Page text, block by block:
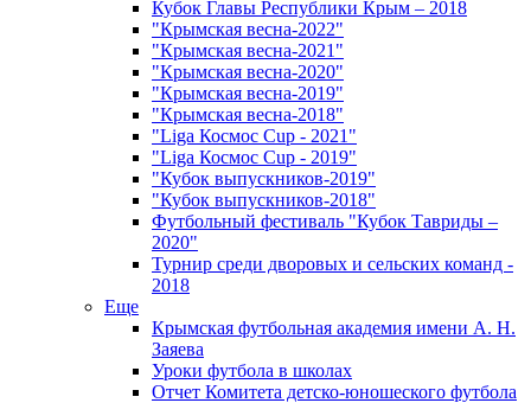
Кубок Главы Республики Крым – 2018
"Крымская весна-2022"
"Крымская весна-2021"
"Крымская весна-2020"
"Крымская весна-2019"
"Крымская весна-2018"
"Liga Космос Cup - 2021"
"Liga Космос Cup - 2019"
"Кубок выпускников-2019"
"Кубок выпускников-2018"
Футбольный фестиваль "Кубок Тавриды –
2020"
Турнир среди дворовых и сельских команд -
2018
Еще
Крымская футбольная академия имени А. Н.
Заяева
Уроки футбола в школах
Отчет Комитета детско-юношеского футбола